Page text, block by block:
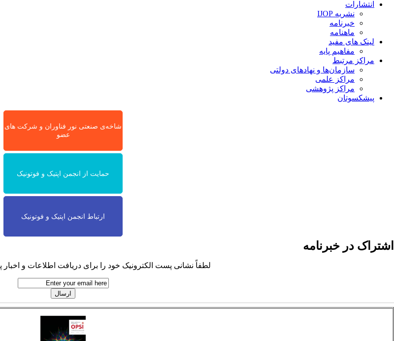
انتشارات
نشریه IJOP
خبرنامه
ماهنامه
لینک های مفید
مفاهیم پایه
مراکز مرتبط
سازمان‌ها و نهادهای دولتی
مراکز علمی
مراکز پژوهشی
پیشکسوتان
شاخه‌ی صنعتی نور فناوران و شرکت های
عضو
حمایت از انجمن اپتیک و فوتونیک
ارتباط انجمن اپتیک و فوتونیک
اشتراک در خبرنامه
لطفاً نشانی پست الکترونیک خود را برای دریافت اطلاعات و اخبار